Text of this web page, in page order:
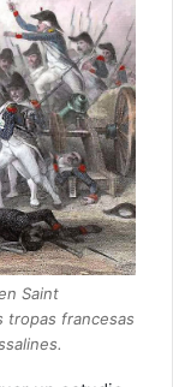
Saint
tropas francesas